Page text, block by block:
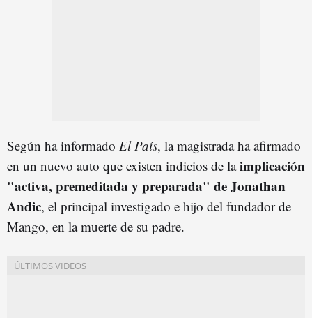
Según ha informado El País, la magistrada ha afirmado
en un nuevo auto que existen indicios de laimplicación
"activa, premeditada y preparada" de Jonathan
Andic, el principal investigado e hijo del fundador de
Mango, en la muerte de su padre.